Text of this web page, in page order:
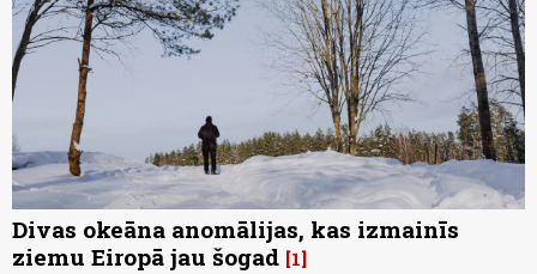
Divas okeāna anomālijas, kas izmainīs
ziemu Eiropā jau šogad 1